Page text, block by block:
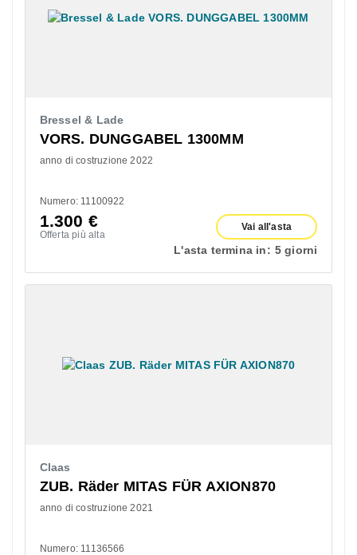
Bressel & Lade
VORS. DUNGGABEL 1300MM
anno di costruzione 2022
Numero: 11100922
1.300 €
Offerta più alta
Vai all'asta
L'asta termina in: 5 giorni
Claas
ZUB. Räder MITAS FÜR AXION870
anno di costruzione 2021
Numero: 11136566